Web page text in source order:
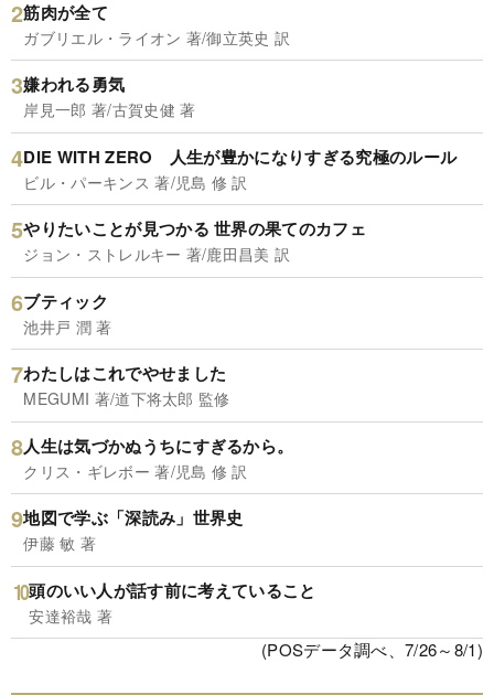
筋肉が全て
ガブリエル・ライオン 著/御立英史 訳
嫌われる勇気
岸見一郎 著/古賀史健 著
DIE WITH ZERO 人生が豊かになりすぎる究極のルール
ビル・パーキンス 著/児島 修 訳
やりたいことが見つかる 世界の果てのカフェ
ジョン・ストレルキー 著/鹿田昌美 訳
ブティック
池井戸 潤 著
わたしはこれでやせました
MEGUMI 著/道下将太郎 監修
人生は気づかぬうちにすぎるから。
クリス・ギレボー 著/児島 修 訳
地図で学ぶ「深読み」世界史
伊藤 敏 著
頭のいい人が話す前に考えていること
安達裕哉 著
(POSデータ調べ、7/26～8/1)